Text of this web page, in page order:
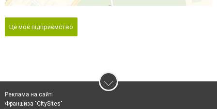
Це моє підприємство
Реклама на сайті
Франшиза "CitySites"